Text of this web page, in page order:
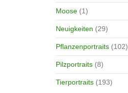
Moose(1)
Neuigkeiten (29)
Pflanzenportraits(102)
Pilzportraits(8)
Tierportraits(193)